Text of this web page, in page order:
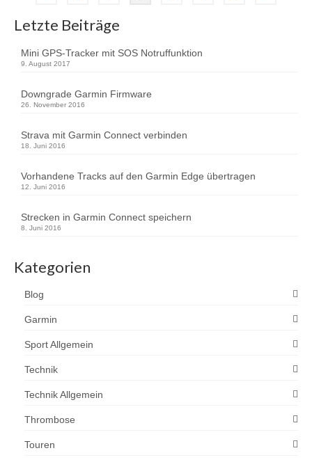
Letzte Beiträge
Mini GPS-Tracker mit SOS Notruffunktion
9. August 2017
Downgrade Garmin Firmware
26. November 2016
Strava mit Garmin Connect verbinden
18. Juni 2016
Vorhandene Tracks auf den Garmin Edge übertragen
12. Juni 2016
Strecken in Garmin Connect speichern
8. Juni 2016
Kategorien
Blog
Garmin
Sport Allgemein
Technik
Technik Allgemein
Thrombose
Touren